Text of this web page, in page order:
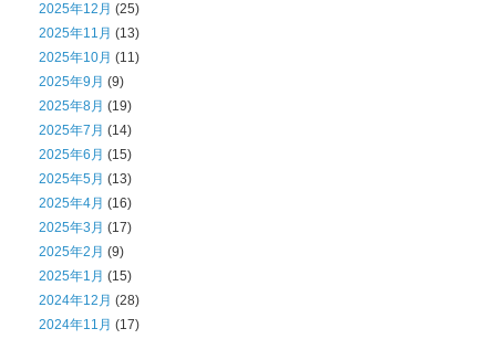
2025年12月 (25)
2025年11月 (13)
2025年10月 (11)
2025年9月 (9)
2025年8月 (19)
2025年7月 (14)
2025年6月 (15)
2025年5月 (13)
2025年4月 (16)
2025年3月 (17)
2025年2月 (9)
2025年1月 (15)
2024年12月 (28)
2024年11月 (17)